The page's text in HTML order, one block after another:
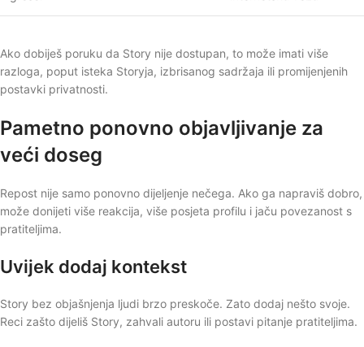
Ako dobiješ poruku da Story nije dostupan, to može imati više
razloga, poput isteka Storyja, izbrisanog sadržaja ili promijenjenih
postavki privatnosti.
Pametno ponovno objavljivanje za
veći doseg
Repost nije samo ponovno dijeljenje nečega. Ako ga napraviš dobro,
može donijeti više reakcija, više posjeta profilu i jaču povezanost s
pratiteljima.
Uvijek dodaj kontekst
Story bez objašnjenja ljudi brzo preskoče. Zato dodaj nešto svoje.
Reci zašto dijeliš Story, zahvali autoru ili postavi pitanje pratiteljima.